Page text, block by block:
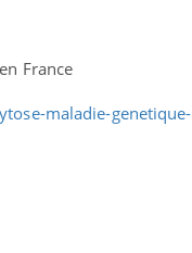
France
maladie-genetique-